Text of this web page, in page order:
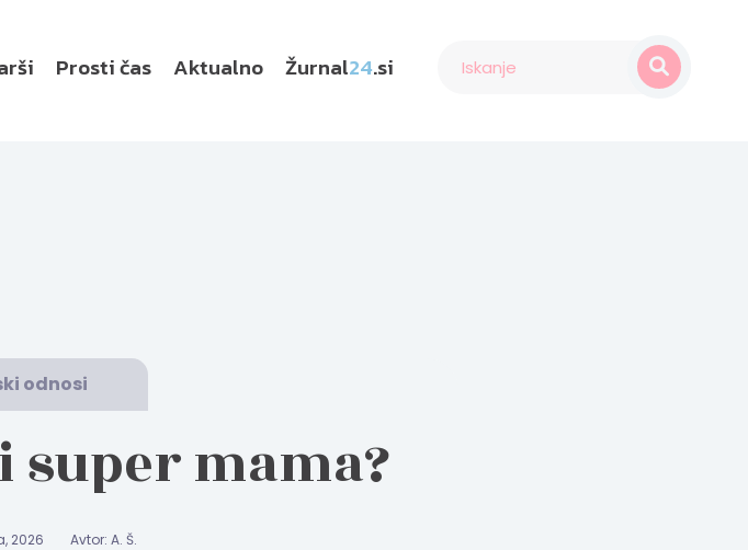
Prosti čas Aktualno Žurnal24.si
odnosi
super mama?
2026 Avtor: A. Š.